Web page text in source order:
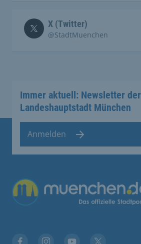
X (Twitter)
@StadtMuenchen
Immer aktuell: Newsletter der
Landeshauptstadt München
Anmelden
Übergreifende Links